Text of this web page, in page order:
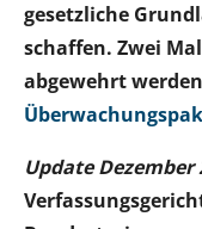
gesetzliche
schaffen. Zwei
abgewehrt
Update Dezember